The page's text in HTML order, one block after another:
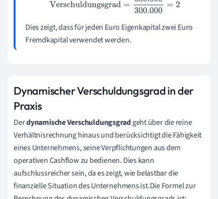
Verschuldungsgrad=600.000300.000=2
Dies zeigt, dass für jeden Euro Eigenkapital zwei Euro
Fremdkapital verwendet werden.
Dynamischer Verschuldungsgrad in der
Praxis
Derdynamische Verschuldungsgradgeht über die reine
Verhältnisrechnung hinaus und berücksichtigt die Fähigkeit
eines Unternehmens, seine Verpflichtungen aus dem
operativen Cashflow zu bedienen. Dies kann
aufschlussreicher sein, da es zeigt, wie belastbar die
finanzielle Situation des Unternehmens ist.Die Formel zur